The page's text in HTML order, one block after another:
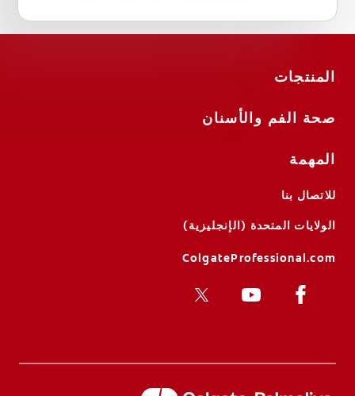
المنتجات
صحة الفم والأسنان
المهمة
للاتصال بنا
الولايات المتحدة (الإنجليزية)
ColgateProfessional.com